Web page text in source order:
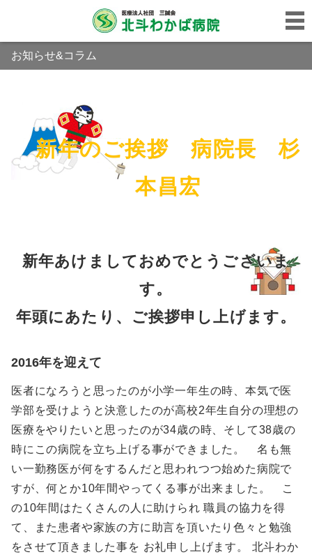
お知らせ&コラム
新年のご挨拶 病院長 杉
本昌宏
新年あけましておめでとうございま
す。
年頭にあたり、ご挨拶申し上げます。
2016年を迎えて
医者になろうと思ったのが小学一年生の時、本気で医
学部を受けようと決意したのが高校2年生自分の理想の
医療をやりたいと思ったのが34歳の時、そして38歳の
時にこの病院を立ち上げる事ができました。 名も無
い一勤務医が何をするんだと思われつつ始めた病院で
すが、何とか10年間やってくる事が出来ました。 こ
の10年間はたくさんの人に助けられ 職員の協力を得
て、また患者や家族の方に助言を頂いたり色々と勉強
をさせて頂きました事を お礼申し上げます。 北斗わか